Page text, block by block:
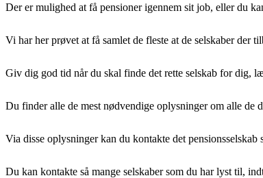
Der er mulighed at få pensioner igennem sit job, eller du
Vi har her prøvet at få samlet de fleste at de selskaber der
Giv dig god tid når du skal finde det rette selskab for dig,
Du finder alle de mest nødvendige oplysninger om alle de
Via disse oplysninger kan du kontakte det
Du kan kontakte så mange selskaber som du har lyst til,